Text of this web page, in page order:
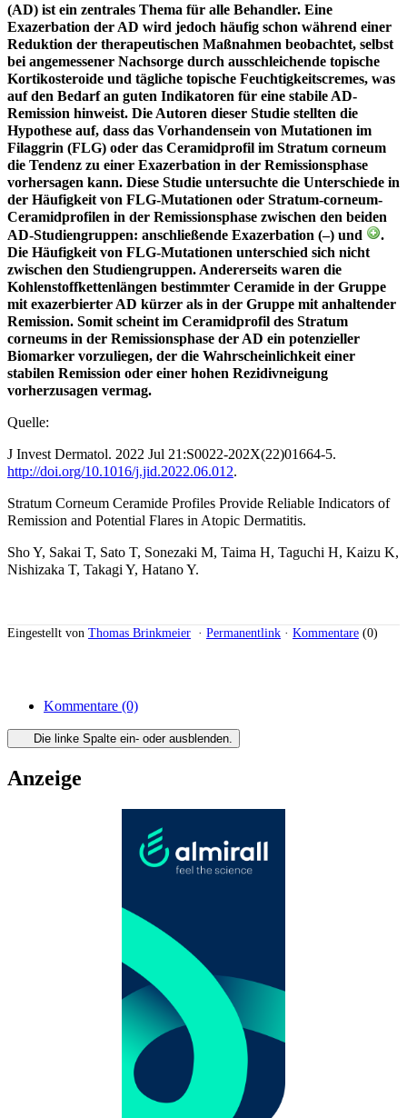
(AD) ist ein zentrales Thema für alle Behandler. Eine
Exazerbation der AD wird jedoch häufig schon während einer
Reduktion der therapeutischen Maßnahmen beobachtet, selbst
bei angemessener Nachsorge durch ausschleichende topische
Kortikosteroide und tägliche topische Feuchtigkeitscremes, was
auf den Bedarf an guten Indikatoren für eine stabile AD-
Remission hinweist. Die Autoren dieser Studie stellten die
Hypothese auf, dass das Vorhandensein von Mutationen im
Filaggrin (FLG) oder das Ceramidprofil im Stratum corneum
die Tendenz zu einer Exazerbation in der Remissionsphase
vorhersagen kann. Diese Studie untersuchte die Unterschiede in
der Häufigkeit von FLG-Mutationen oder Stratum-corneum-
Ceramidprofilen in der Remissionsphase zwischen den beiden
AD-Studiengruppen: anschließende Exazerbation (‒) und
.
Die Häufigkeit von FLG-Mutationen unterschied sich nicht
zwischen den Studiengruppen. Andererseits waren die
Kohlenstoffkettenlängen bestimmter Ceramide in der Gruppe
mit exazerbierter AD kürzer als in der Gruppe mit anhaltender
Remission. Somit scheint im Ceramidprofil des Stratum
corneums in der Remissionsphase der AD ein potenzieller
Biomarker vorzuliegen, der die Wahrscheinlichkeit einer
stabilen Remission oder einer hohen Rezidivneigung
vorherzusagen vermag.
Quelle:
J Invest Dermatol. 2022 Jul 21:S0022-202X(22)01664-5.
http://doi.org/10.1016/j.jid.2022.06.012.
Stratum Corneum Ceramide Profiles Provide Reliable Indicators of
Remission and Potential Flares in Atopic Dermatitis.
Sho Y, Sakai T, Sato T, Sonezaki M, Taima H, Taguchi H, Kaizu K,
Nishizaka T, Takagi Y, Hatano Y.
Eingestellt von Thomas Brinkmeier · Permanentlink · Kommentare (0)
Kommentare (0)
Die linke Spalte ein- oder ausblenden.
Anzeige